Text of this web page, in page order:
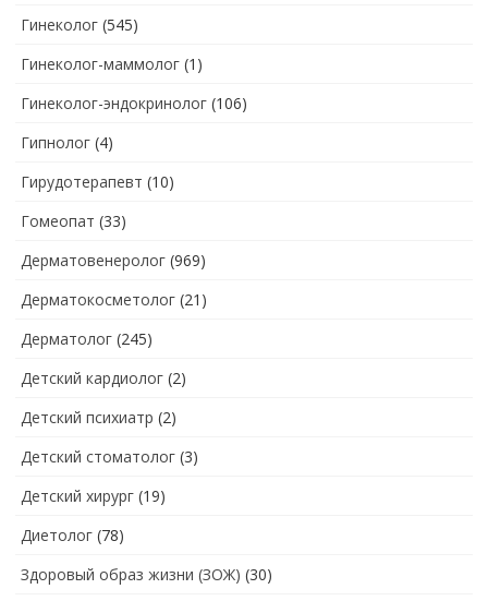
Гинеколог (545)
Гинеколог-маммолог (1)
Гинеколог-эндокринолог (106)
Гипнолог (4)
Гирудотерапевт (10)
Гомеопат (33)
Дерматовенеролог (969)
Дерматокосметолог (21)
Дерматолог (245)
Детский кардиолог (2)
Детский психиатр (2)
Детский стоматолог (3)
Детский хирург (19)
Диетолог (78)
Здоровый образ жизни (ЗОЖ) (30)